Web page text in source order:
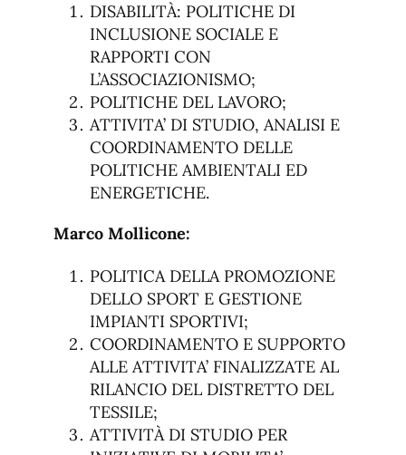
DISABILITÀ: POLITICHE DI
INCLUSIONE SOCIALE E
RAPPORTI CON
L’ASSOCIAZIONISMO;
POLITICHE DEL LAVORO;
ATTIVITA’ DI STUDIO, ANALISI E
COORDINAMENTO DELLE
POLITICHE AMBIENTALI ED
ENERGETICHE.
Marco Mollicone:
POLITICA DELLA PROMOZIONE
DELLO SPORT E GESTIONE
IMPIANTI SPORTIVI;
COORDINAMENTO E SUPPORTO
ALLE ATTIVITA’ FINALIZZATE AL
RILANCIO DEL DISTRETTO DEL
TESSILE;
ATTIVITÀ DI STUDIO PER